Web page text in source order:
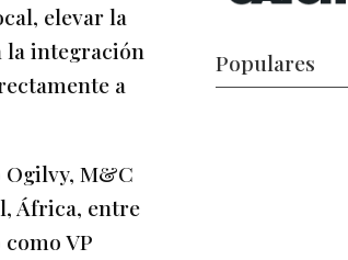
elevar la
la integración
a
Ogilvy, M&C
África, entre
VP
Populares